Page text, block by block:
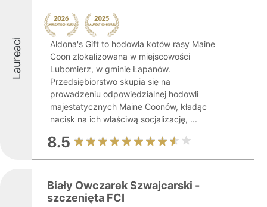
Laureaci
Aldona's Gift to hodowla kotów rasy Maine
Coon zlokalizowana w miejscowości
Lubomierz, w gminie Łapanów.
Przedsiębiorstwo skupia się na
prowadzeniu odpowiedzialnej hodowli
majestatycznych Maine Coonów, kładąc
nacisk na ich właściwą socjalizację, ...
8.5
Biały Owczarek Szwajcarski -
szczenięta FCI